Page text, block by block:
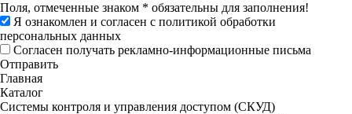
Поля, отмеченные знаком * обязательны для заполнения!
Я ознакомлен и согласен с политикой обработки
персональных данных
Согласен получать рекламно-информационные письма
Отправить
Главная
Каталог
Системы контроля и управления доступом (СКУД)